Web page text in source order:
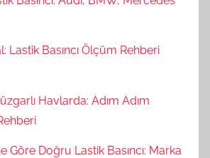
Lastik Basıncı Ölçüm Rehberi
Havlarda: Adım Adım
Göre Doğru Lastik Basıncı: Marka